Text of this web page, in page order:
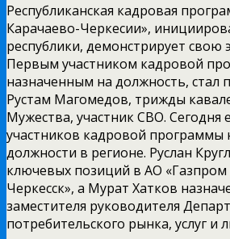
Республиканская кадровая
Карачаево-Черкесии»,
республики, демонстрирует свою
Первым участником кадровой
назначенным на должность, стал
Рустам Магомедов, трижды
Мужества, участник СВО. Сегодня
участников кадровой программы
должности в регионе. Руслан
ключевых позиций в АО «Газпром
Черкесск», а Мурат Хатков
заместителя руководителя
потребительского рынка, услуг и